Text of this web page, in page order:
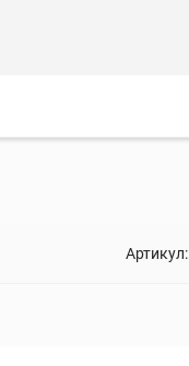
Артикул: